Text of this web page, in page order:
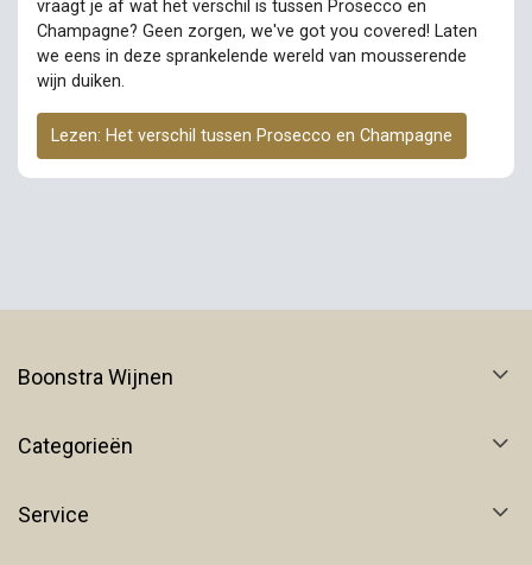
vraagt je af wat het verschil is tussen Prosecco en
Champagne? Geen zorgen, we've got you covered! Laten
we eens in deze sprankelende wereld van mousserende
wijn duiken.
Lezen: Het verschil tussen Prosecco en Champagne
Boonstra Wijnen
Categorieën
Service